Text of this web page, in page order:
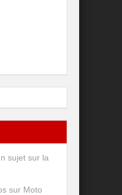
sujet sur la
sur Moto